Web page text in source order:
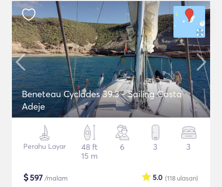
Beneteau Cyclades 39.3 - Sailing Costa
Adeje
Perahu Layar
48 ft
15 m
6 3 3
$597 /malam (118 ulasan)
5.0